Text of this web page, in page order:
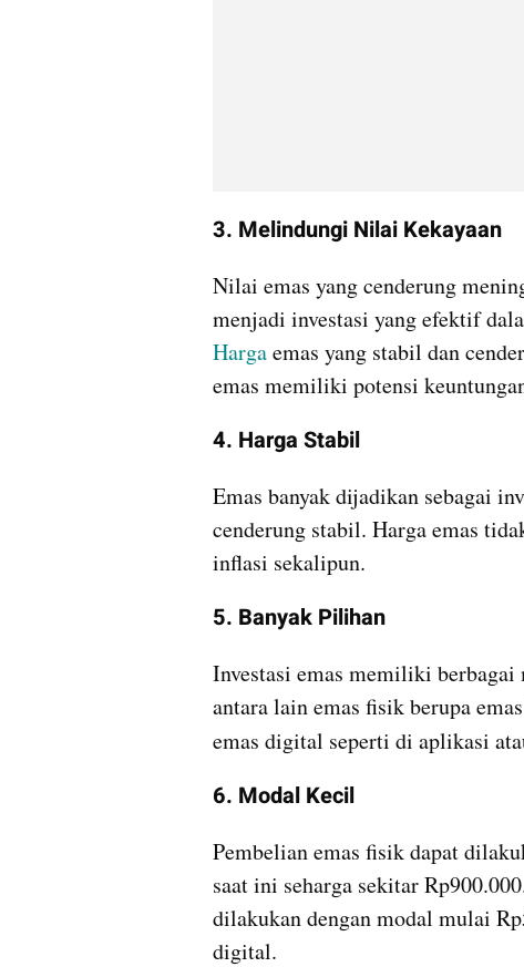
3. Melindungi Nilai Kekayaan
Nilai emas yang cenderung
Harga emas yang stabil dan
emas memiliki potensi
4. Harga Stabil
Emas banyak dijadikan sebagai
cenderung stabil. Harga emas
inflasi sekalipun.
5. Banyak Pilihan
Investasi emas memiliki berbagai
antara lain emas fisik berupa
emas digital seperti di aplikasi
6. Modal Kecil
Pembelian emas fisik dapat
saat ini seharga sekitar
dilakukan dengan modal mulai
digital.